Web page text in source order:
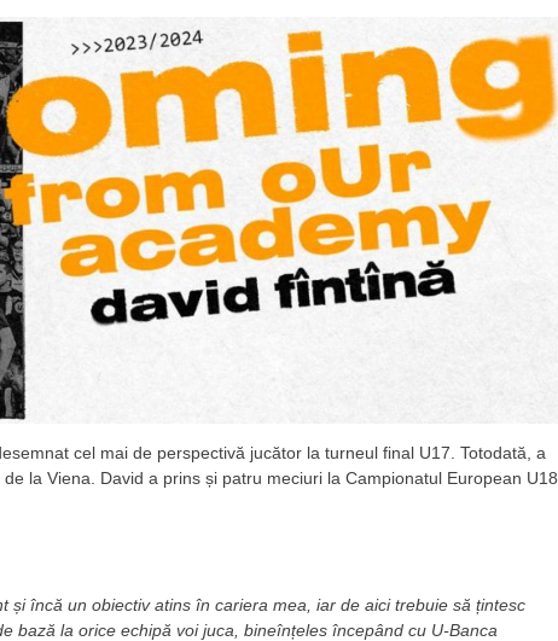
cel mai de perspectivă jucător la turneul final U17. Totodată, a
la Viena. David a prins și patru meciuri la Campionatul European U18
și încă un obiectiv atins în cariera mea, iar de aici trebuie să țintesc
bază la orice echipă voi juca, bineînțeles începând cu U-Banca